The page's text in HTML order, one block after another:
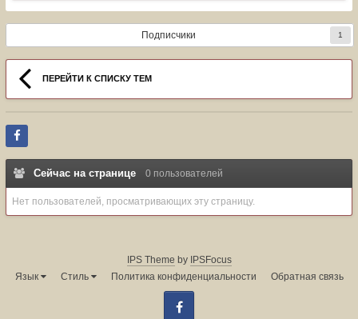
Подписчики 1
ПЕРЕЙТИ К СПИСКУ ТЕМ
Сейчас на странице 0 пользователей
Нет пользователей, просматривающих эту страницу.
IPS Theme by IPSFocus
Язык
Стиль Политика конфиденциальности Обратная связь